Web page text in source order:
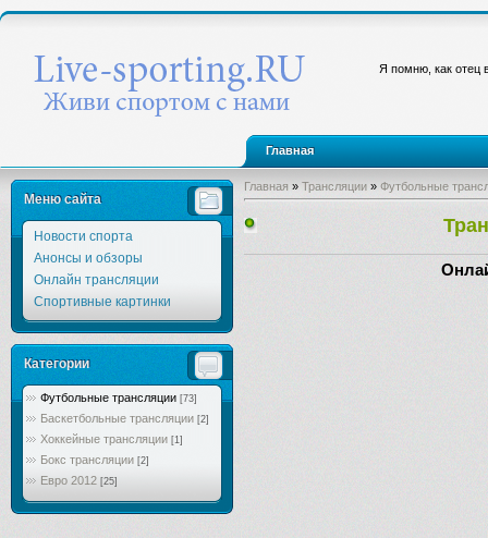
Я помню, как отец
Главная
Меню сайта
Новости спорта
Анонсы и обзоры
Онлайн трансляции
Спортивные картинки
Категории
Футбольные трансляции [73]
Баскетбольные трансляции [2]
Хоккейные трансляции [1]
Бокс трансляции [2]
Евро 2012 [25]
Главная » Трансляции » Футбольные